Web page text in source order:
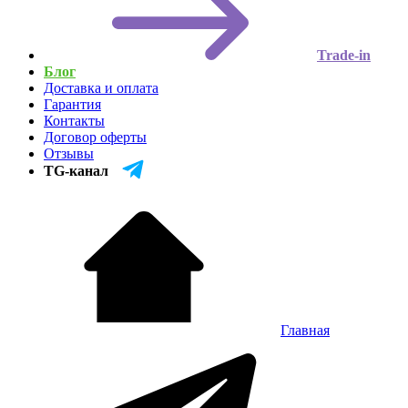
Trade-in
Блог
Доставка и оплата
Гарантия
Контакты
Договор оферты
Отзывы
TG-канал
Главная